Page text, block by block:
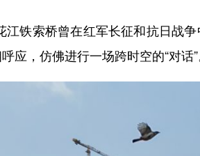
索桥曾在红军长征和抗日战争
，仿佛进行一场跨时空的“对话”